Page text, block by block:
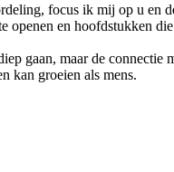
focus ik mij op u en
openen en hoofdstukken
gaan, maar de
kan groeien als mens.